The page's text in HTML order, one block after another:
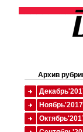
Архив
Ноябрь'2017